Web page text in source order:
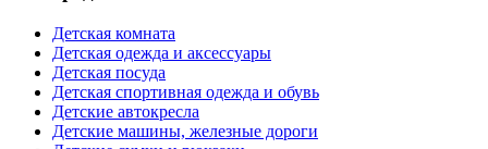
Детская комната
Детская одежда и аксессуары
Детская посуда
Детская спортивная одежда и обувь
Детские автокресла
Детские машины, железные дороги